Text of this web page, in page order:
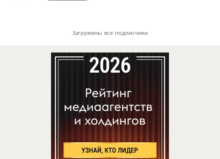
Загружены все подписчики